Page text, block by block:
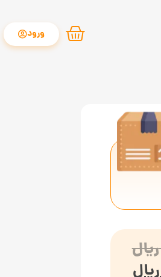
ورود
ریال
ریال